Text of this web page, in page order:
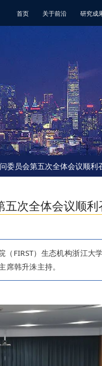
首页 关于前沿 研究成
委员会第五次全体会议顺利
五次全体会议顺利
（FIRST）生态机构浙江大
韩升洙主持。